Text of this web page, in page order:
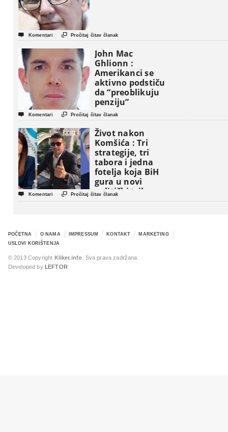
 Komentari  Pročitaj čitav članak
John Mac
Ghlionn :
Amerikanci se
aktivno podstiču
da “preoblikuju
penziju”
 Komentari  Pročitaj čitav članak
Život nakon
Komšića : Tri
strategije, tri
tabora i jedna
fotelja koja BiH
gura u novi
politički triler
 Komentari  Pročitaj čitav članak
POČETNA O NAMA IMPRESSUM KONTAKT
MARKETING
USLOVI KORIŠTENJA
© 2013 Copyright Kliker.info . Sva prava zadržana.
Developed by
LEFTOR